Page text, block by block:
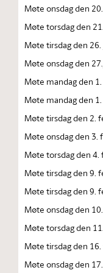
Møte onsdag den
Møte torsdag den
Møte tirsdag den 26.
Møte onsdag den
Møte mandag den
Møte mandag den
Møte tirsdag den 2.
Møte onsdag den 3.
Møte torsdag den 4.
Møte tirsdag den 9.
Møte tirsdag den 9.
Møte onsdag den
Møte torsdag den
Møte tirsdag den
Møte onsdag den